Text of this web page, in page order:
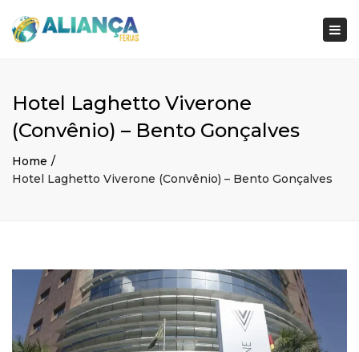
Hotel Laghetto Viverone
(Convênio) – Bento Gonçalves
Home
Hotel Laghetto Viverone (Convênio) – Bento Gonçalves